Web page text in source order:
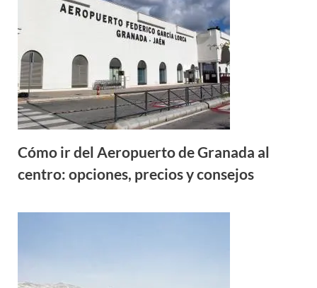
Cómo ir del Aeropuerto de Granada al
centro: opciones, precios y consejos